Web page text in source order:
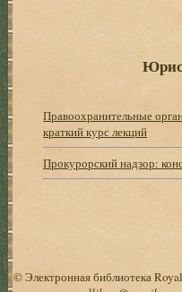
Правоохранительные
краткий курс лекций
Прокурорский надзор:
© Электронная библиотека